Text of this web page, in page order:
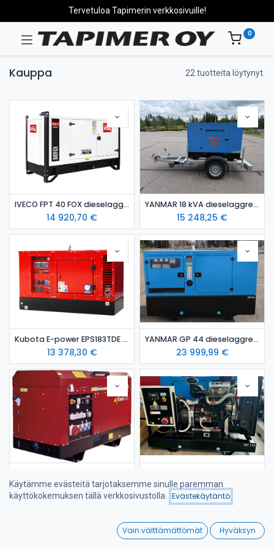
Viimeksi saapuneet
Wishlist
Tervetuloa Tapimerin verkkosivuille!
0
Kauppa 22 tuotteita löytynyt.
IVECO FPT 40 FOX dieselaggregaatti / varavoima-aggregaatti
14 920,70 €
YANMAR 18 kVA dieselaggregaatti kotelossa STAGE 5 hinattava
15 248,25 €
Kubota E-power EPS183TDE dieselaggregaatti äänieristyskotelossa
13 378,30 €
YANMAR GP 44 dieselaggregaatti Stage 5
23 999,99 €
23 220,00€ 19 295,63€
Käytämme evästeitä tarjotaksemme sinulle paremman
käyttökokemuksen tällä verkkosivustolla.
Evästekäytäntö
Vain välttämättömät Hyväksyn